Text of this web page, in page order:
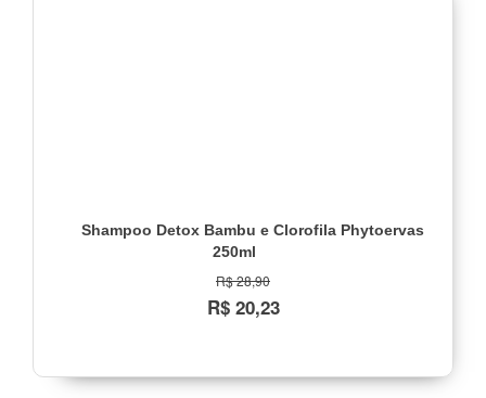
Shampoo Detox Bambu e Clorofila Phytoervas
250ml
R$ 28,90
R$ 20,23